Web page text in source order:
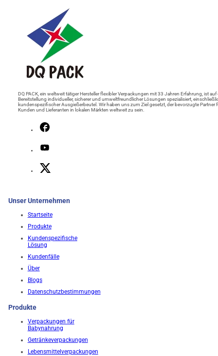
DQ PACK, ein weltweit tätiger Hersteller flexibler Verpackungen mit 33 Jahren Erfahrung, ist auf
Bereitstellung individueller, sicherer und umweltfreundlicher Lösungen spezialisiert,
kundenspezifischer Ausgießerbeutel. Wir haben uns zum Ziel gesetzt, der bevorzugte Partner
Kunden und Lieferanten in lokalen Märkten weltweit zu sein.
Unser Unternehmen
Startseite
Produkte
Kundenspezifische
Lösung
Kundenfälle
Über
Blogs
Datenschutzbestimmungen
Produkte
Verpackungen für
Babynahrung
Getränkeverpackungen
Lebensmittelverpackungen